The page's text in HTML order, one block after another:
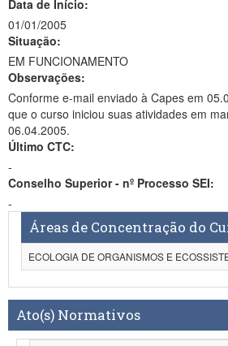
Data de Início:
01/01/2005
Situação:
EM FUNCIONAMENTO
Observações:
Conforme e-mail enviado à Capes em
que o curso iniciou suas atividades em
06.04.2005.
Último CTC:
-
Conselho Superior - nº Processo SEI:
-
Áreas de Concentração do
ECOLOGIA DE ORGANISMOS E
Ato(s) Normativos